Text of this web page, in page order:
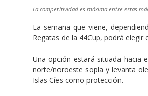
La competitividad es máxima entre estas
La semana que viene,
Regatas de la 44Cup, podrá
Una opción estará situada hacia
norte/noroeste sopla y levanta
Islas Cíes como protección.